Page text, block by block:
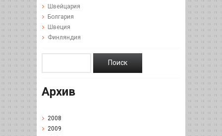
Швейцария
Болгария
Швеция
Финляндия
Архив
2008
2009